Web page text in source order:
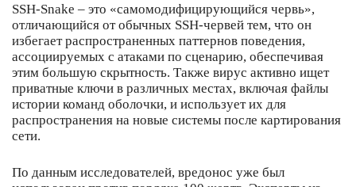
SSH-Snake – это «самомодифицирующийся червь»,
отличающийся от обычных SSH-червей тем, что он
избегает распространенных паттернов поведения,
ассоциируемых с атаками по сценарию, обеспечивая
этим большую скрытность. Также вирус активно ищет
приватные ключи в различных местах, включая файлы
истории команд оболочки, и использует их для
распространения на новые системы после картирования
сети.
По данным исследователей, вредонос уже был